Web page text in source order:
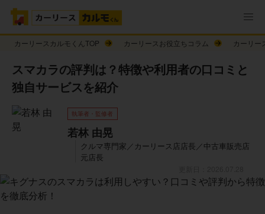
カーリースカルモくんTOP カーリースお役立ちコラム カーリー
スマカラの評判は？特徴や利用者の口コミと
独自サービスを紹介
執筆者・監修者
若林 由晃
クルマ専門家／カーリース店店長／中古車販売店
元店長